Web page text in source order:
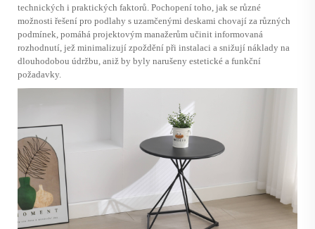
technických i praktických faktorů. Pochopení toho, jak se různé
možnosti řešení pro podlahy s uzamčenými deskami chovají za různých
podmínek, pomáhá projektovým manažerům učinit informovaná
rozhodnutí, jež minimalizují zpoždění při instalaci a snižují náklady na
dlouhodobou údržbu, aniž by byly narušeny estetické a funkční
požadavky.